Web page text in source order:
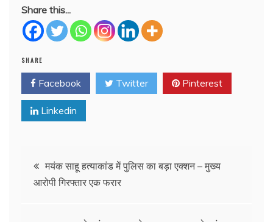
Share this...
SHARE
Facebook Twitter Pinterest
Linkedin
Post
navigation
मयंक साहू हत्याकांड में पुलिस का बड़ा एक्शन – मुख्य
आरोपी गिरफ्तार एक फरार